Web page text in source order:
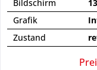
Bildschirm
Grafik
Zustand